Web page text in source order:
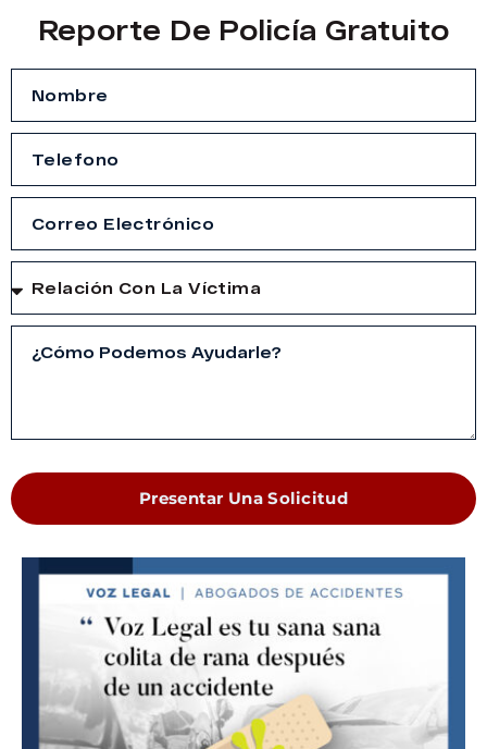
Reporte De Policía Gratuito
Presentar Una Solicitud